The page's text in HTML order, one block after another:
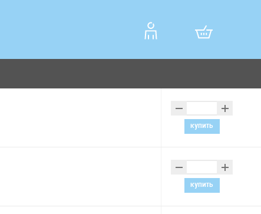
– +
купить
– +
купить